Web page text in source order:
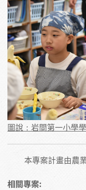
圖說：岩間第一小學
本專案計畫由農
相關專案: